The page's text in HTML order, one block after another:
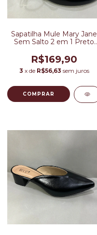
Sapatilha Mule Mary Jane
Sem Salto 2 em 1 Preto
R$169,90
3 x de R$56,63 sem juros
COMPRAR